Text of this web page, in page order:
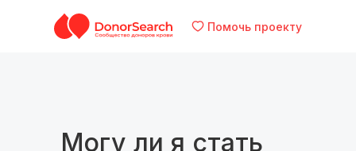
Помочь проекту
Могу ли я стать